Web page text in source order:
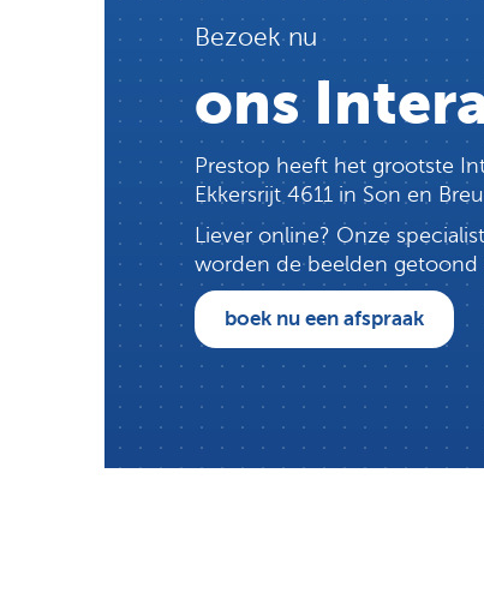
Bezoek nu
ons
Prestop heeft het grootste
Ekkersrijt 4611 in Son en
Liever online? Onze
worden de beelden getoond
boek nu een afspraak